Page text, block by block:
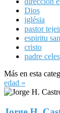
Dios
iglésia
pastor
espiritu
cristo
padre
Más en esta
edad »